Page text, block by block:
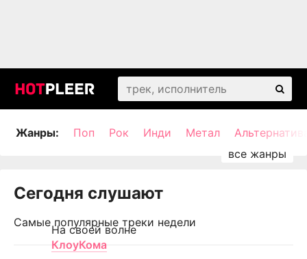
Жанры: Поп Рок Инди Метал
Сегодня слушают
Самые популярные треки недели
На своей волне
КлоуКома